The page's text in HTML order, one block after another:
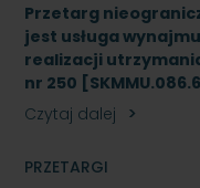
Przetarg
jest usługa
realizacji
nr 250
Czytaj dalej
PRZETARGI